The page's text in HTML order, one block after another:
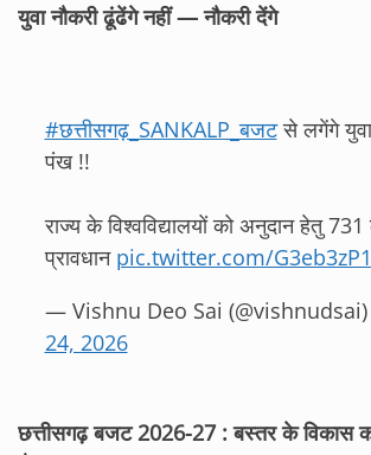
युवा नौकरी ढूंढेंगे नहीं — नौकरी देंगे
#छत्तीसगढ़_SANKALP_बजटसे लगेंगे
पंख !!
राज्य के विश्वविद्यालयों को अनुदान हेतु
प्रावधान pic.twitter.com/
— Vishnu Deo Sai (@vishnudsai)
24, 2026
छत्तीसगढ़ बजट 2026-27 : बस्तर के विकास